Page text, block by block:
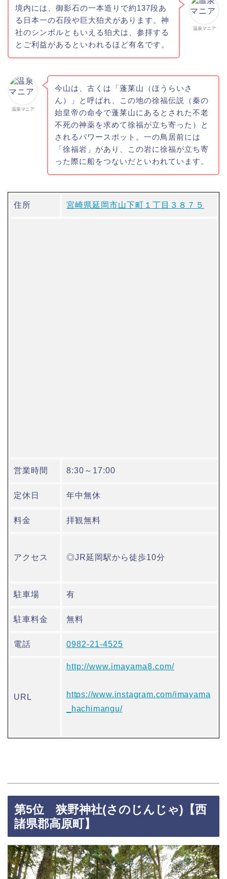
温泉マニア
境内には、御影石の一本造りで約137段あ
る日本一の石段や巨大狛犬があります。神
社のシンボルともいえる狛犬は、参拝する
とご利益があるといわれるほど有名です。
温泉マニア
今山は、古くは「蓬莱山（ほうらいさ
ん）」と呼ばれ、この地の徐福伝説（秦の
始皇帝の命令で蓬莱山にあるとされた不老
不死の神薬を求めて徐福が立ち寄った）と
されるパワースポット。一の鳥居前には
「徐福岩」があり、この岩に徐福が立ち寄
った際に船をつないだといわれています。
住所 宮崎県延岡市山下町１丁目３８７５
営業時間 8:30～17:00
定休日 年中無休
料金 拝観無料
アクセス ◎JR延岡駅から徒歩10分
駐車場 有
駐車料金 無料
電話 0982-21-4525
URL
http://www.imayama8.com/
https://www.instagram.com/imayama
_hachimangu/
第5位 狭野神社(さのじんじゃ)【西
諸県郡高原町】